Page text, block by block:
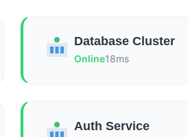
Database Cluster
Online18ms
Auth Service